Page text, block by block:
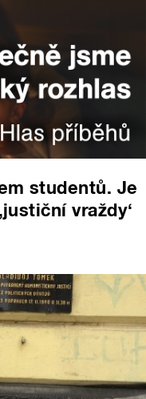
studentů. Je
vraždy‘